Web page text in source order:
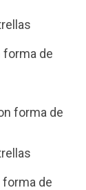
forma de
forma de